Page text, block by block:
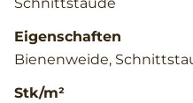
Eigenschaften
Bienenweide,
Stk/m²